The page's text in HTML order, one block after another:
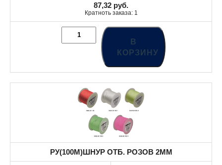
87,32 руб.
Кратноть заказа: 1
В
КОРЗИНУ
РУ(100M)ШНУР ОТБ. РОЗОВ 2MM